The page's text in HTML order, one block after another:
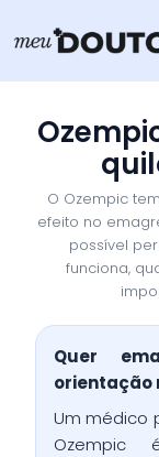
para
O Ozempic
efeito no
possível
funciona,
Quer
orientação
Um médico